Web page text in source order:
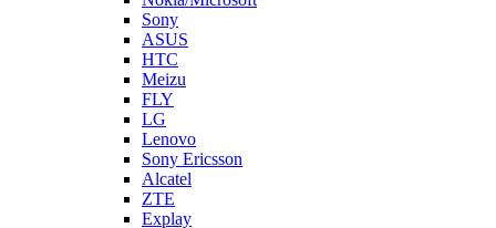
Sony
ASUS
HTC
Meizu
FLY
LG
Lenovo
Sony Ericsson
Alcatel
ZTE
Explay